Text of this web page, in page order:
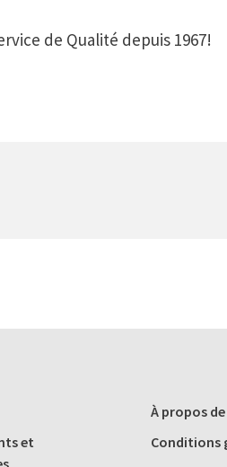
de Qualité depuis 1967!
et
À propos
Conditions